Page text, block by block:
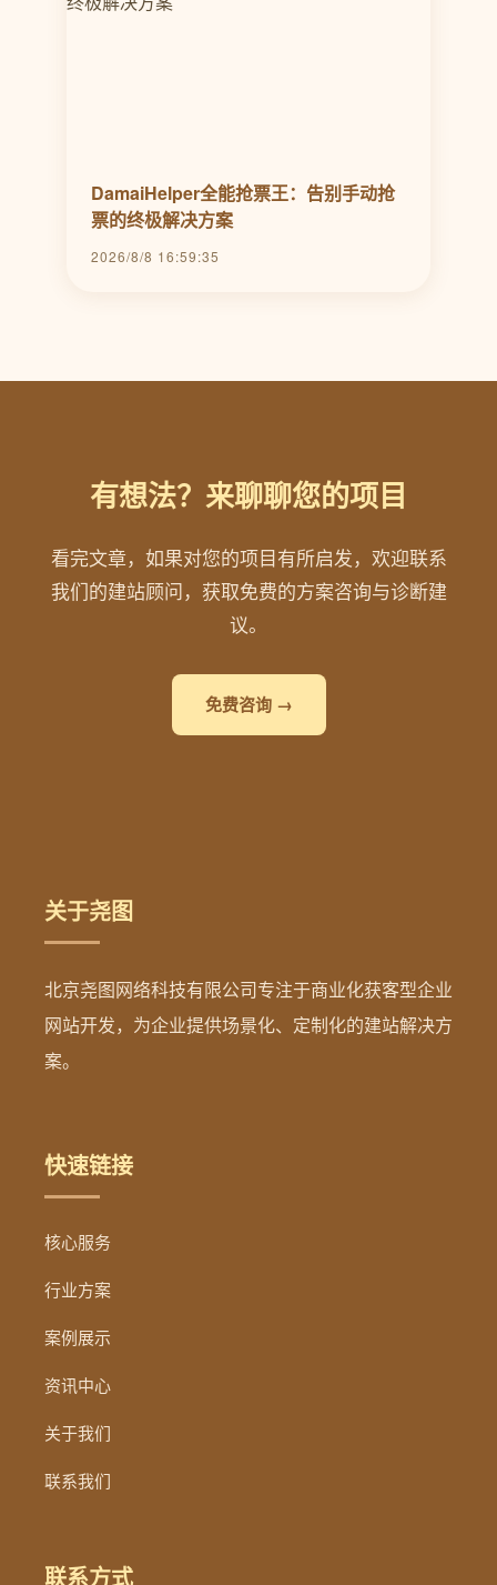
DamaiHelper全能抢票王：告别手动抢
票的终极解决方案
2026/8/8 16:59:35
有想法？来聊聊您的项目
看完文章，如果对您的项目有所启发，欢迎联系
我们的建站顾问，获取免费的方案咨询与诊断建
议。
免费咨询 →
关于尧图
北京尧图网络科技有限公司专注于商业化获客型企业
网站开发，为企业提供场景化、定制化的建站解决方
案。
快速链接
核心服务
行业方案
案例展示
资讯中心
关于我们
联系我们
联系方式